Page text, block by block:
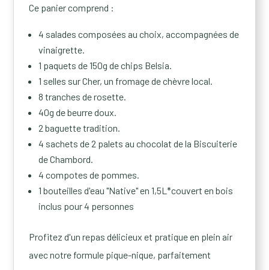
Ce panier comprend :
4 salades composées au choix, accompagnées de
vinaigrette.
1 paquets de 150g de chips Belsia.
1 selles sur Cher, un fromage de chèvre local.
8 tranches de rosette.
40g de beurre doux.
2 baguette tradition.
4 sachets de 2 palets au chocolat de la Biscuiterie
de Chambord.
4 compotes de pommes.
1 bouteilles d'eau "Native" en 1,5L*couvert en bois
inclus pour 4 personnes
Profitez d'un repas délicieux et pratique en plein air
avec notre formule pique-nique, parfaitement